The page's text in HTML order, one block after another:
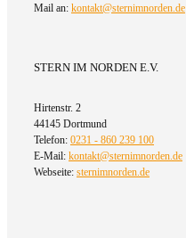
Mail an: kontakt@sternimnorden.de
STERN IM NORDEN E.V.
Hirtenstr. 2
44145 Dortmund
Telefon: 0231 - 860 239 100
E-Mail: kontakt@sternimnorden.de
Webseite: sternimnorden.de